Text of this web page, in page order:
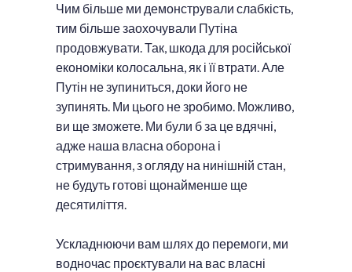
Чим більше ми демонстрували слабкість,
тим більше заохочували Путіна
продовжувати. Так, шкода для російської
економіки колосальна, як і її втрати. Але
Путін не зупиниться, доки його не
зупинять. Ми цього не зробимо. Можливо,
ви ще зможете. Ми були б за це вдячні,
адже наша власна оборона і
стримування, з огляду на нинішній стан,
не будуть готові щонайменше ще
десятиліття.
Ускладнюючи вам шлях до перемоги, ми
водночас проєктували на вас власні